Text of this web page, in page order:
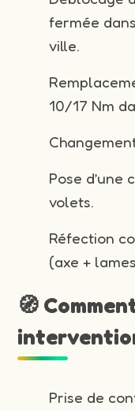
fermée
ville.
10/17 Nm
Pose
volets.
Réfection
(axe +
🧭
Prise de